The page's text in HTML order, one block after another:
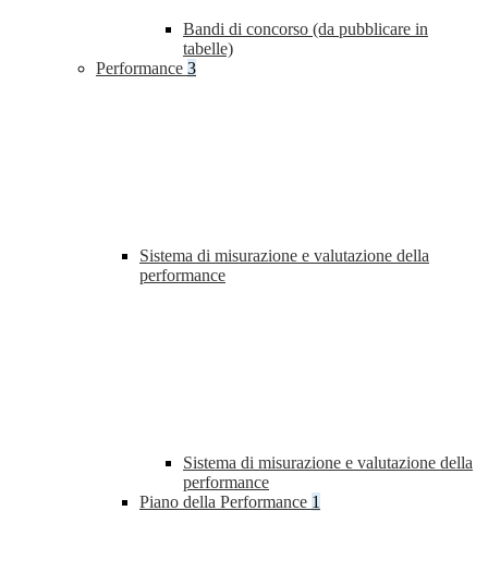
Bandi di concorso (da pubblicare in
tabelle)
Performance 3
Sistema di misurazione e valutazione della
performance
Sistema di misurazione e valutazione della
performance
Piano della Performance 1